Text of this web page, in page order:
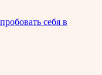
себя в